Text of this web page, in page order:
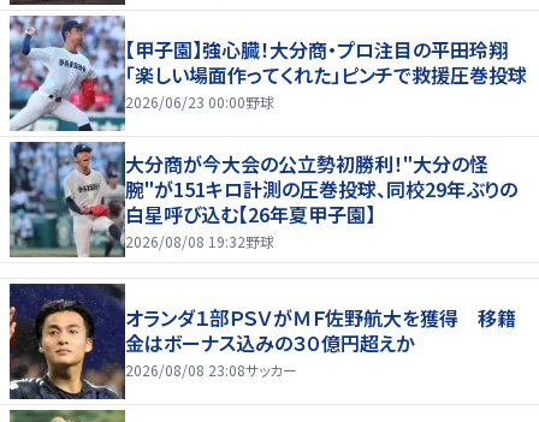
【甲子園】強心臓！大分商・プロ注目の平田玲翔
「楽しい場面作ってくれた」ピンチで救援圧巻投球
2026/06/23 00:00野球
大分商が今大会の公立勢初勝利！"大分の怪
腕"が151キロ計測の圧巻投球、同校29年ぶりの
白星呼び込む【26年夏甲子園】
2026/08/08 19:32野球
オランダ１部ＰＳＶがＭＦ佐野航大を獲得 移籍
金はボーナス込みの３０億円超えか
2026/08/08 23:08サッカー